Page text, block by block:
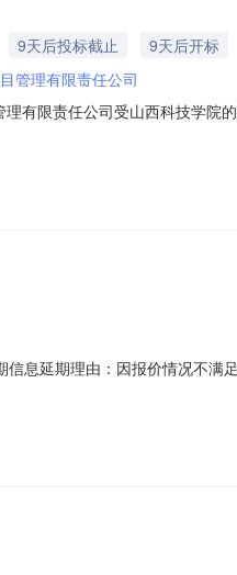
9天后投标截止
9天后开标
管理有限责任公司
有限责任公司受山西科技学院
的要求。1.6采购内容：本项
息延期理由：因报价情况不满
看联系手机中标后在我参与的项